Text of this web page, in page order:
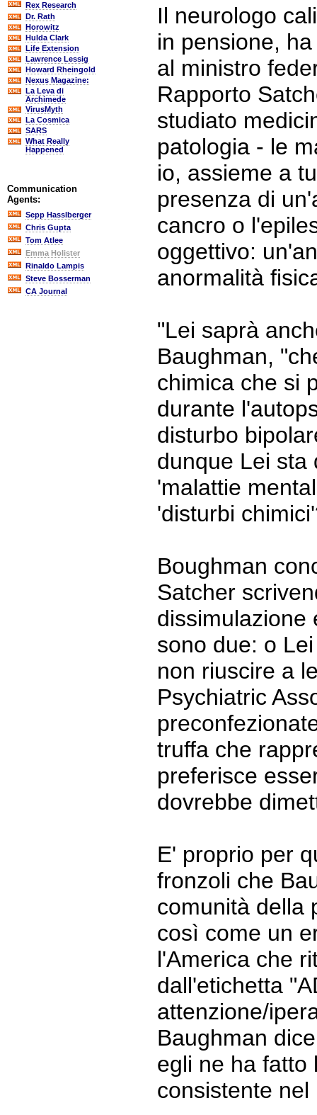
Rex Research
Dr. Rath
Horowitz
Hulda Clark
Life Extension
Lawrence Lessig
Howard Rheingold
Nexus Magazine:
La Leva di
Archimede
VirusMyth
La Cosmica
SARS
What Really
Happened
Communication
Agents:
Sepp Hasslberger
Chris Gupta
Tom Atlee
Emma Holister
Rinaldo Lampis
Steve Bosserman
CA Journal
Il neurologo
in pensione,
al ministro
Rapporto
studiato
patologia - le
io, assieme a
presenza di
cancro o
oggettivo:
anormalità
"Lei saprà
Baughman,
chimica che si
durante
disturbo
dunque Lei sta
'malattie
'disturbi
Boughman
Satcher
dissimulazione
sono due: o
non riuscire a
Psychiatric
truffa che
preferisce
dovrebbe
E' proprio per
fronzoli che
comunità della
così come un
l'America che
dall'etichetta
attenzione/
Baughman
egli ne ha fatto
consistente